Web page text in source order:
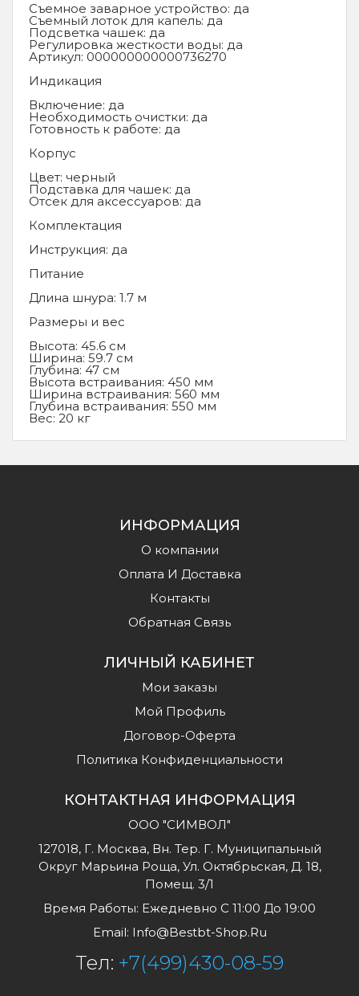
Съемное заварное устройство: да
Съемный лоток для капель: да
Подсветка чашек: да
Регулировка жесткости воды: да
Артикул: 000000000000736270
Индикация
Включение: да
Необходимость очистки: да
Готовность к работе: да
Корпус
Цвет: черный
Подставка для чашек: да
Отсек для аксессуаров: да
Комплектация
Инструкция: да
Питание
Длина шнура: 1.7 м
Размеры и вес
Высота: 45.6 см
Ширина: 59.7 см
Глубина: 47 см
Высота встраивания: 450 мм
Ширина встраивания: 560 мм
Глубина встраивания: 550 мм
Вес: 20 кг
ИНФОРМАЦИЯ
О компании
Оплата И Доставка
Контакты
Обратная Связь
ЛИЧНЫЙ КАБИНЕТ
Мои заказы
Мой Профиль
Договор-Оферта
Политика Конфиденциальности
КОНТАКТНАЯ ИНФОРМАЦИЯ
ООО "СИМВОЛ"
127018, Г. Москва, Вн. Тер. Г. Муниципальный
Округ Марьина Роща, Ул. Октябрьская, Д. 18,
Помещ. 3/1
Время Работы: Ежедневно С 11:00 До 19:00
Email: Info@bestbt-Shop.ru
Тел: +7(499)430-08-59